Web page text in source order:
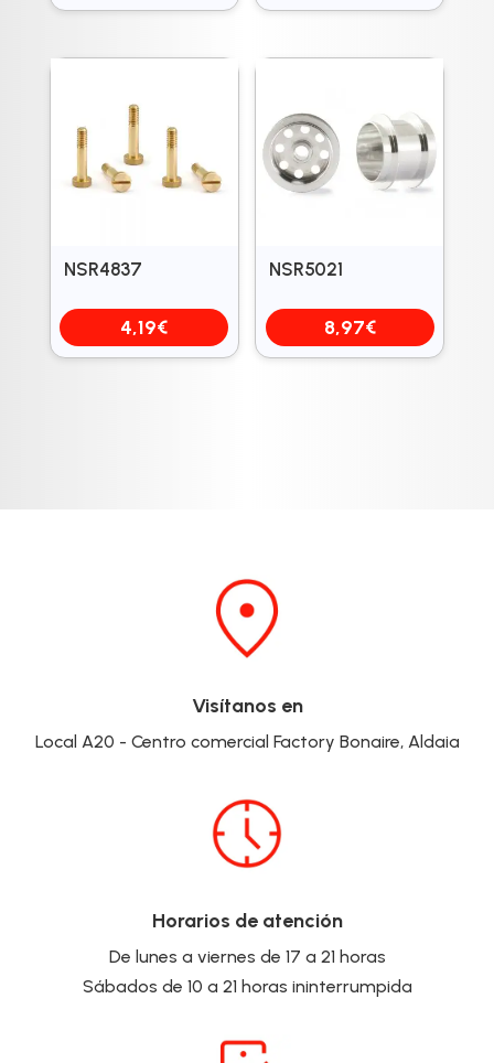
NSR4837
4,19€
NSR5021
8,97€
Visítanos en
Local A20 - Centro comercial Factory Bonaire, Aldaia
Horarios de atención
De lunes a viernes de 17 a 21 horas
Sábados de 10 a 21 horas ininterrumpida